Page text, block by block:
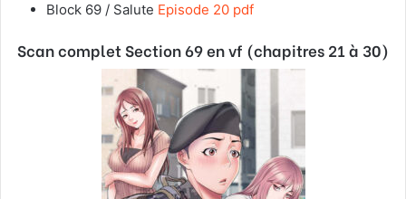
Block 69 / Salute Episode 20 pdf
Scan complet Section 69 en vf (chapitres 21 à 30)